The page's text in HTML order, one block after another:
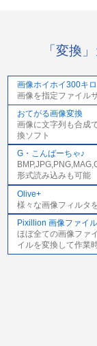
「変換
画像ホイホイ300キロ
画像を指定ファイル
おてがる画像変換
画像に文字列も合成
換ソフト
G・こんばーちゃ♪
形式読み込みも可能
Olive+
様々な画像フィルタ
Pixillion 画像ファイ
ほぼ全ての画像ファ
イルを変換して作業